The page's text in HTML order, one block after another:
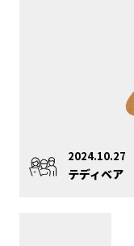
2024.10.27
テディベア